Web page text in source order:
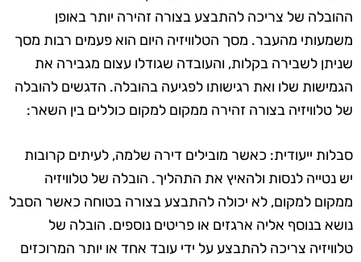
ההובלה של צריכה להתבצע בצורה זהירה יותר באופן
משמעותי מהעבר. מסך הטלוויזיה היום הוא פעמים רבות מסך
שניתן לשבירה בקלות, והעובדה שגודלו עצום מגבירה את
הגמישות שלו ואת רגישותו לפגיעה בהובלה. הדגשים להובלה
של טלוויזיה בצורה זהירה ממקום למקום כוללים בין השאר:
סבלות ייעודית: כאשר מובילים דירה שלמה, לעיתים קרובות
יש נטייה לנסות ולהאיץ את התהליך. הובלה של טלוויזיה
ממקום למקום, לא יכולה להתבצע בצורה בטוחה כאשר הסבל
נושא בנוסף אליה ארגזים או פריטים נוספים. הובלה של
טלוויזיה צריכה להתבצע על ידי עובד אחד או יותר המרוכזים